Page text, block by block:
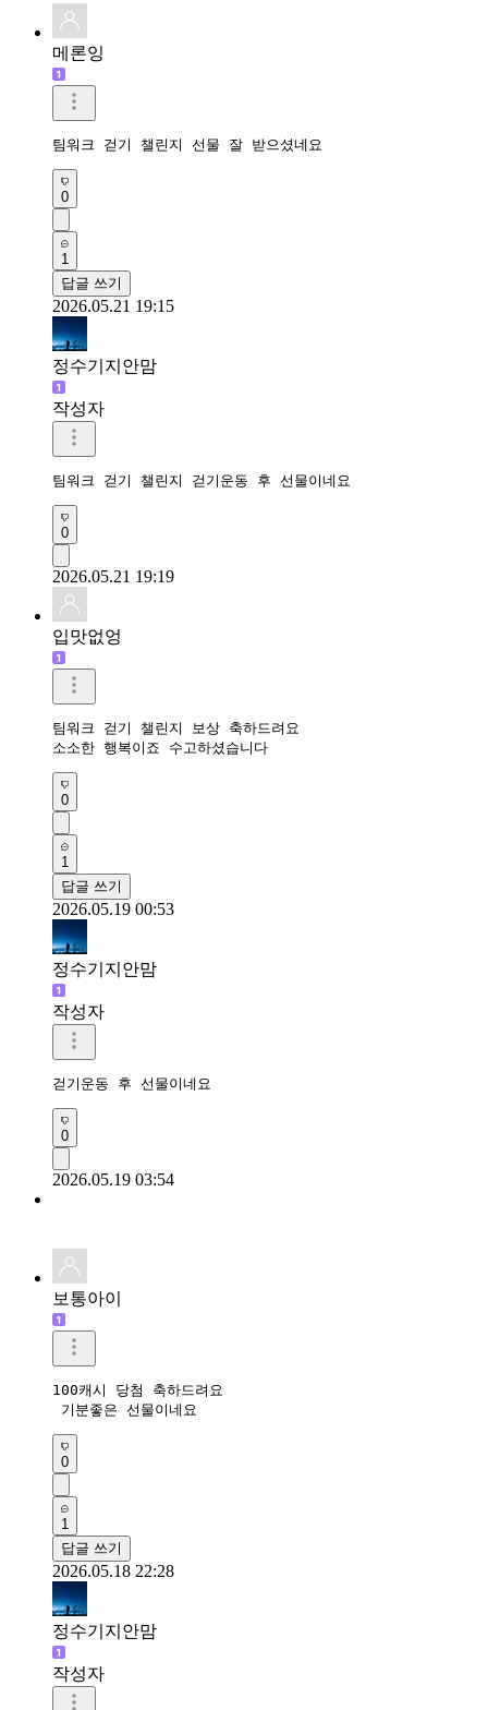
메론잉
팀워크 걷기 챌린지 선물 잘 받으셨네요
0
1
답글 쓰기
2026.05.21 19:15
정수기지안맘
작성자
팀워크 걷기 챌린지 걷기운동 후 선물이네요
0
2026.05.21 19:19
입맛없엉
팀워크 걷기 챌린지 보상 축하드려요
소소한 행복이죠 수고하셨습니다
0
1
답글 쓰기
2026.05.19 00:53
정수기지안맘
작성자
걷기운동 후 선물이네요
0
2026.05.19 03:54
보통아이
100캐시 당첨 축하드려요
기분좋은 선물이네요
0
1
답글 쓰기
2026.05.18 22:28
정수기지안맘
작성자